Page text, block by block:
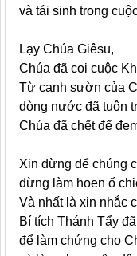
và tái sinh trong
Lạy Chúa Giêsu,
Chúa đã coi cuộc
Từ cạnh sườn của
dòng nước đã tuôn
Chúa đã chết để
Xin đừng để chúng
đừng làm hoen ố
Và nhất là xin nhắc
Bí tích Thánh Tẩy
để làm chứng cho